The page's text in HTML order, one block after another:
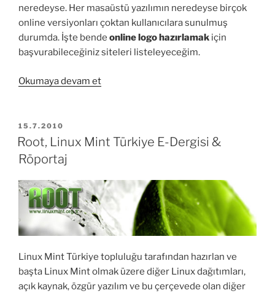
neredeyse. Her masaüstü yazılımın neredeyse birçok
online versiyonları çoktan kullanıcılara sunulmuş
durumda. İşte bende online logo hazırlamak için
başvurabileceğiniz siteleri listeleyeceğim.
Okumaya devam et“Online
YAYIM
TARIHI
15.7.2010
Root, Linux Mint Türkiye E-Dergisi &
Röportaj
Linux Mint Türkiye topluluğu tarafından hazırlan ve
başta Linux Mint olmak üzere diğer Linux dağıtımları,
açık kaynak, özgür yazılım ve bu çerçevede olan diğer